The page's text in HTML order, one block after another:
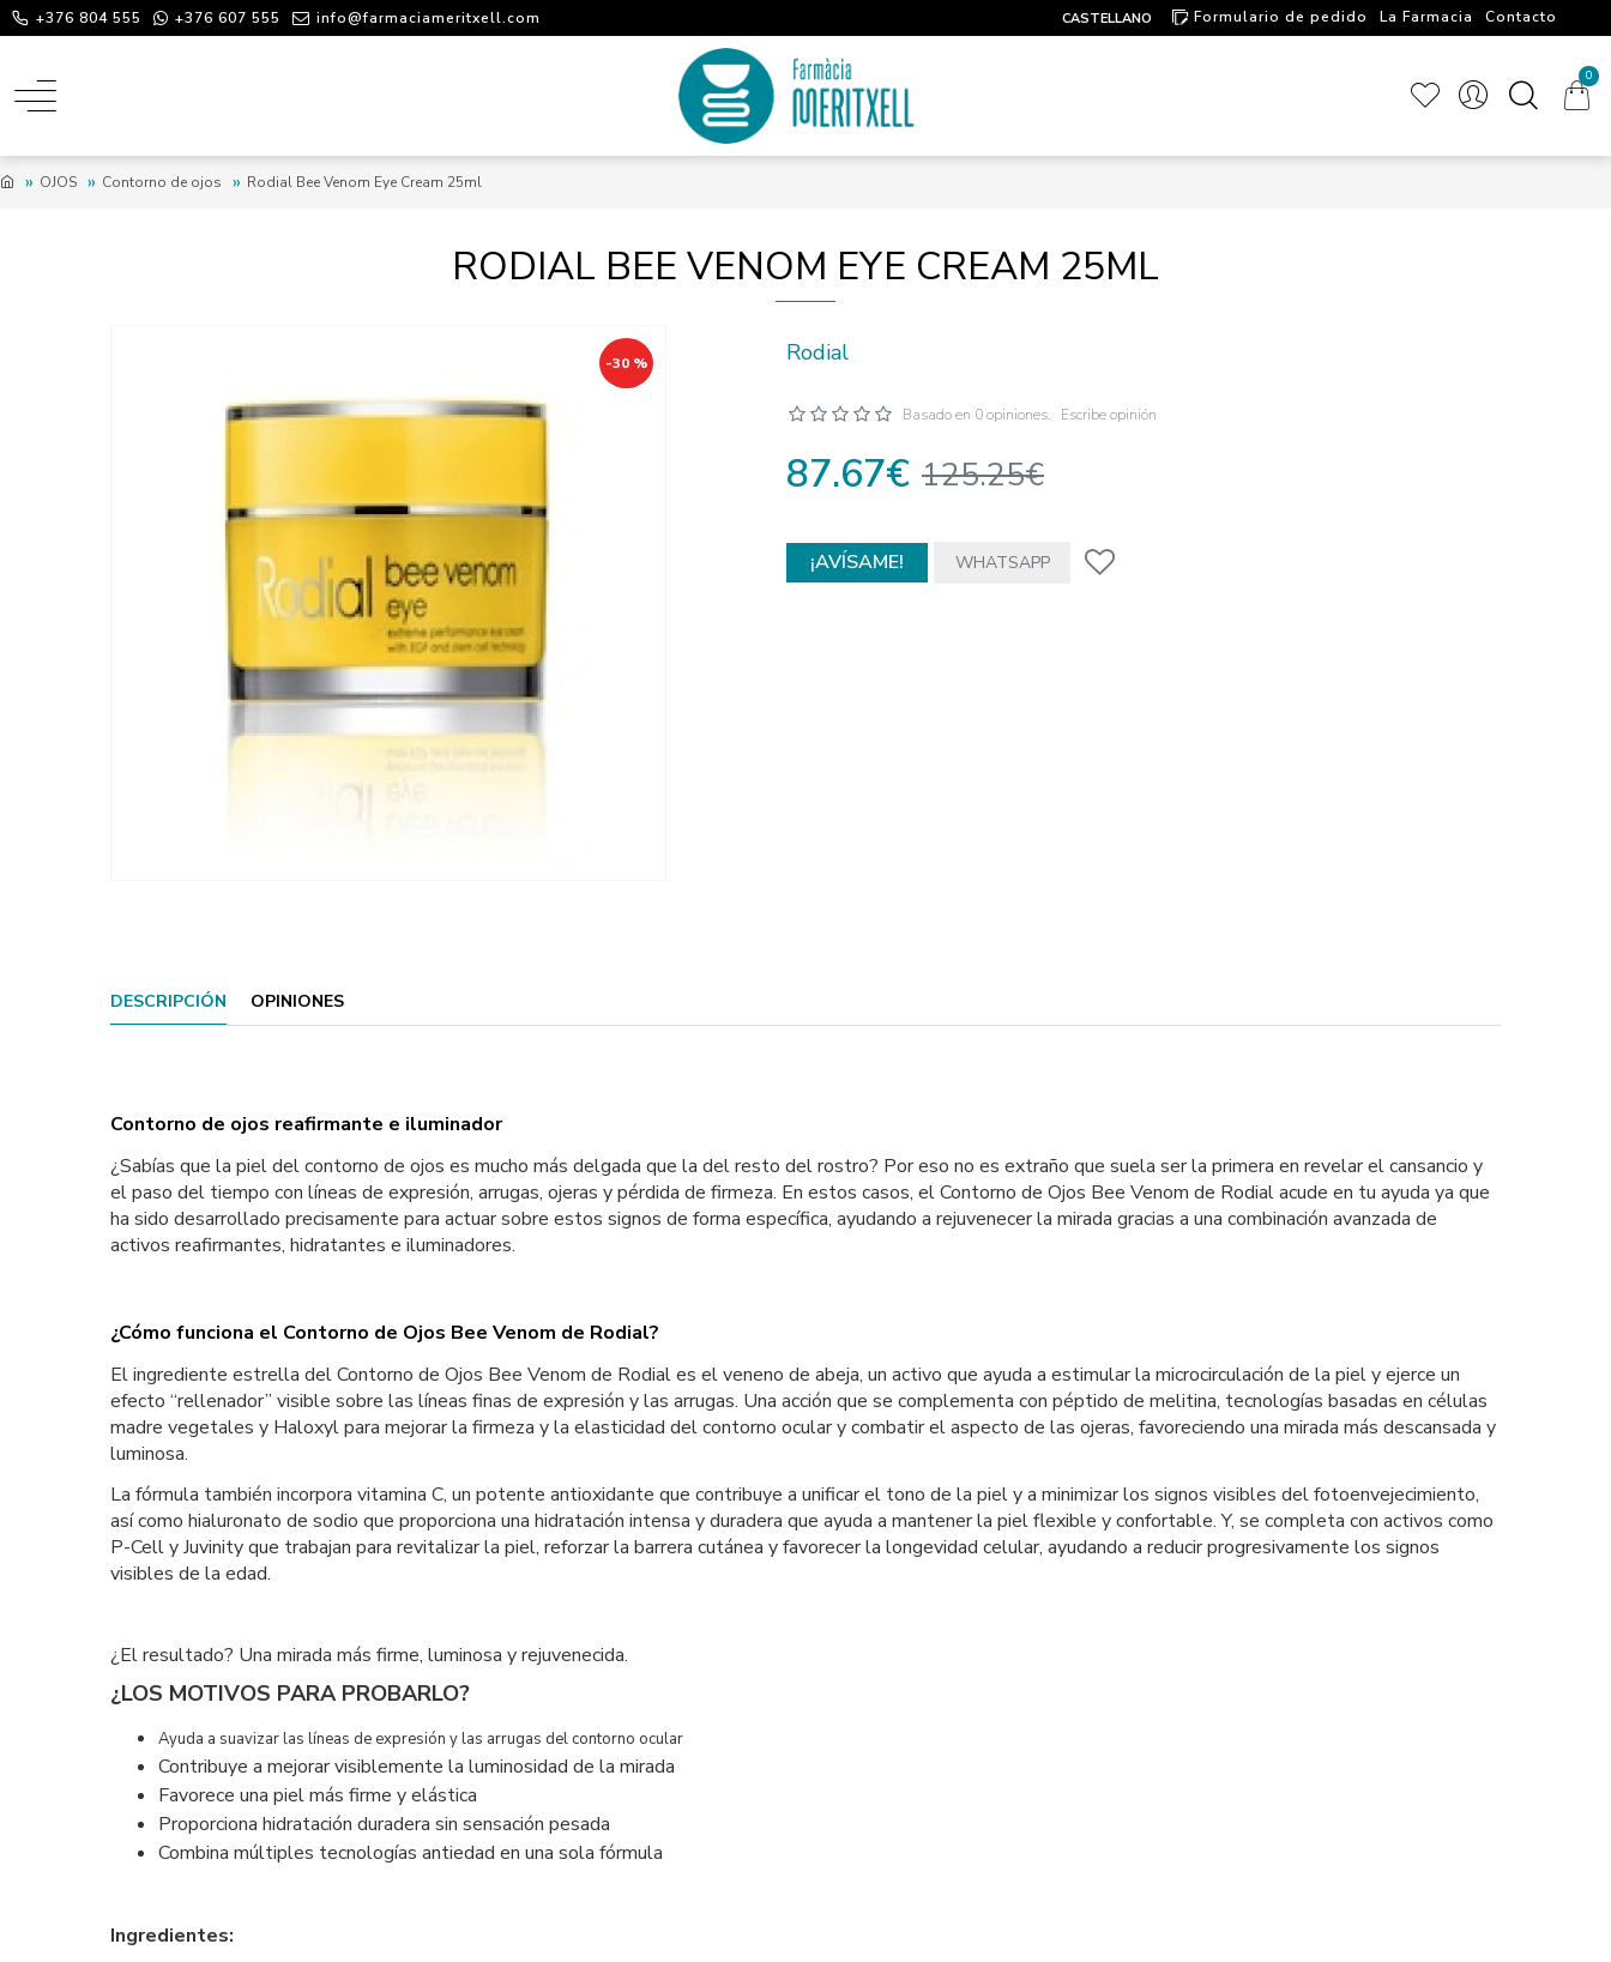
+376 804 555 +376 607 555 info@farmaciameritxell.com CASTELLANO Formulario de pedido La Farmacia
Contacto
0
OJOS Contorno de ojos Rodial Bee Venom Eye Cream 25ml
RODIAL BEE VENOM EYE CREAM 25ML
-30 % Rodial
Basado en 0 opiniones. Escribe opinión
87.67€ 125.25€
¡AVÍSAME! WHATSAPP
DESCRIPCIÓN OPINIONES
Contorno de ojos reafirmante e iluminador
¿Sabías que la piel del contorno de ojos es mucho más delgada que la del resto del rostro? Por eso no es extraño que suela ser la primera en revelar el cansancio y
el paso del tiempo con líneas de expresión, arrugas, ojeras y pérdida de firmeza. En estos casos, el Contorno de Ojos Bee Venom de Rodial acude en tu ayuda ya que
ha sido desarrollado precisamente para actuar sobre estos signos de forma específica, ayudando a rejuvenecer la mirada gracias a una combinación avanzada de
activos reafirmantes, hidratantes e iluminadores.
¿Cómo funciona el Contorno de Ojos Bee Venom de Rodial?
El ingrediente estrella del Contorno de Ojos Bee Venom de Rodial es el veneno de abeja, un activo que ayuda a estimular la microcirculación de la piel y ejerce un
efecto “rellenador” visible sobre las líneas finas de expresión y las arrugas. Una acción que se complementa con péptido de melitina, tecnologías basadas en células
madre vegetales y Haloxyl para mejorar la firmeza y la elasticidad del contorno ocular y combatir el aspecto de las ojeras, favoreciendo una mirada más descansada y
luminosa.
La fórmula también incorpora vitamina C, un potente antioxidante que contribuye a unificar el tono de la piel y a minimizar los signos visibles del fotoenvejecimiento,
así como hialuronato de sodio que proporciona una hidratación intensa y duradera que ayuda a mantener la piel flexible y confortable. Y, se completa con activos como
P-Cell y Juvinity que trabajan para revitalizar la piel, reforzar la barrera cutánea y favorecer la longevidad celular, ayudando a reducir progresivamente los signos
visibles de la edad.
¿El resultado? Una mirada más firme, luminosa y rejuvenecida.
¿LOS MOTIVOS PARA PROBARLO?
Ayuda a suavizar las líneas de expresión y las arrugas del contorno ocular
Contribuye a mejorar visiblemente la luminosidad de la mirada
Favorece una piel más firme y elástica
Proporciona hidratación duradera sin sensación pesada
Combina múltiples tecnologías antiedad en una sola fórmula
Ingredientes: